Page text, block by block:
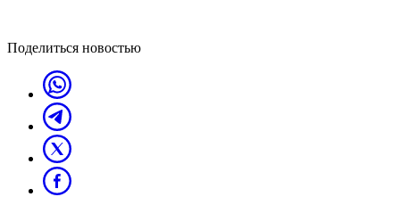
Поделиться новостью